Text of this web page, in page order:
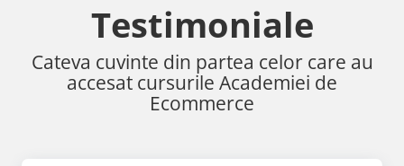
Testimoniale
Cateva cuvinte din partea celor care au
accesat cursurile Academiei de
Ecommerce